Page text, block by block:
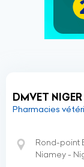
DMVET NIGER
Pharmacies
Rond-point
Niamey -